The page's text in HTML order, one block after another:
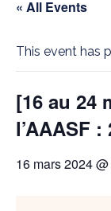
« All Events
This event has
[16 au 24
l’AAASF
16 mars 2024